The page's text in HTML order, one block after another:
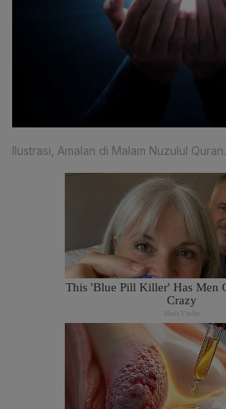
Ilustrasi, Amalan di Malam Nuzulul Quran.